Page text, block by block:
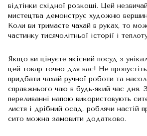
відтінки східної розкоші. Цей
мистецтва демонструє художню
Коли ви тримаєте чахай в руках, то
частинку тисячолітньої історії і
Якщо ви цінуєте якісний посуд з
цей товар точно для вас! Не
придбати чахай ручної роботи та
справжнього чаю в будь-який час дня.
переливанні напою використовують
листя і дрібний осад, роблячи настій
сито можна замовити додатково.